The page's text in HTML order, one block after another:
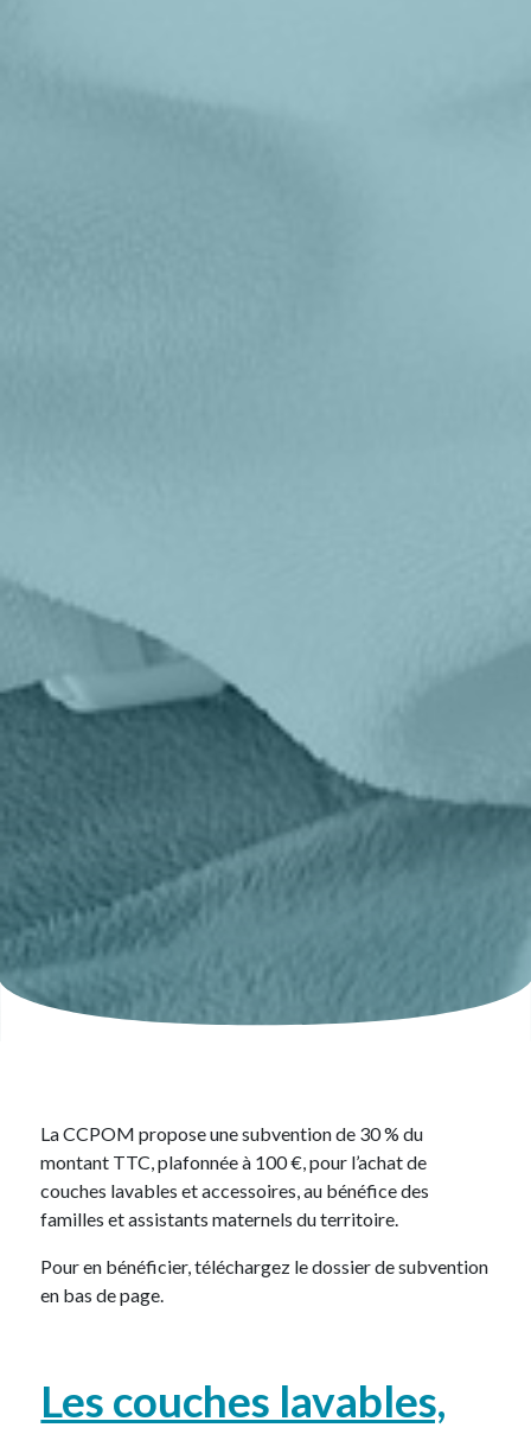
La CCPOM propose une subvention de 30 % du
montant TTC, plafonnée à 100 €, pour l’achat de
couches lavables et accessoires, au bénéfice des
familles et assistants maternels du territoire.
Pour en bénéficier, téléchargez le dossier de subvention
en bas de page.
Les couches lavables,